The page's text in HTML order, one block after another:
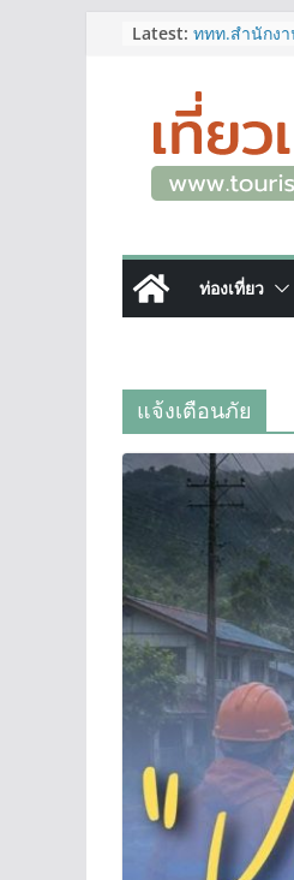
Latest: ททท.สำนักงา
เก็บแสตมป์ค
พิเศษ! ทันที
เลขสวย หม
แล้ววันนี้ เลข
ดีมีให้เลือกห
จ.เชียงราย
12–16 ส.ค.
ยิ่งใหญ่แห่งปี
ตะวันออก
ศิลปะมีชีวิต ห
และการท่องเ
ท่องเที่ยว
แจ้งเตือนภัย